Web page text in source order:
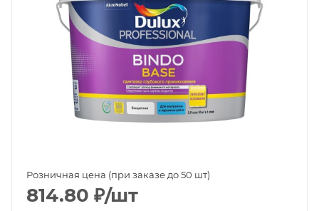
Розничная цена (при заказе до 50 шт)
814.80 ₽/шт